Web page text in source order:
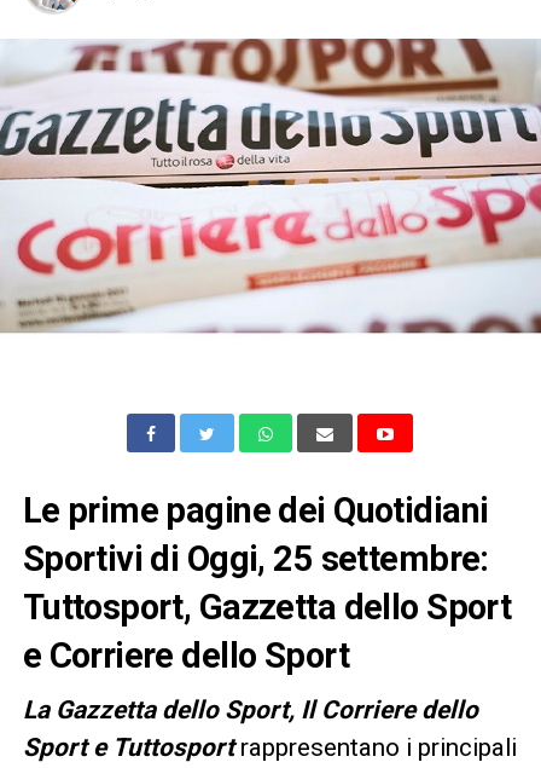
Le prime pagine dei Quotidiani
Sportivi di Oggi, 25 settembre:
Tuttosport, Gazzetta dello Sport
e Corriere dello Sport
La Gazzetta dello Sport, Il Corriere dello
Sport e Tuttosportrappresentano i principali